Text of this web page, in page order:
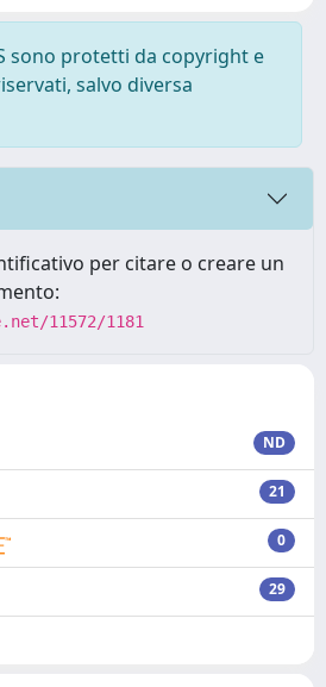
sono protetti da copyright e
salvo diversa
per citare o creare un
11572/1181
ND
21
0
29